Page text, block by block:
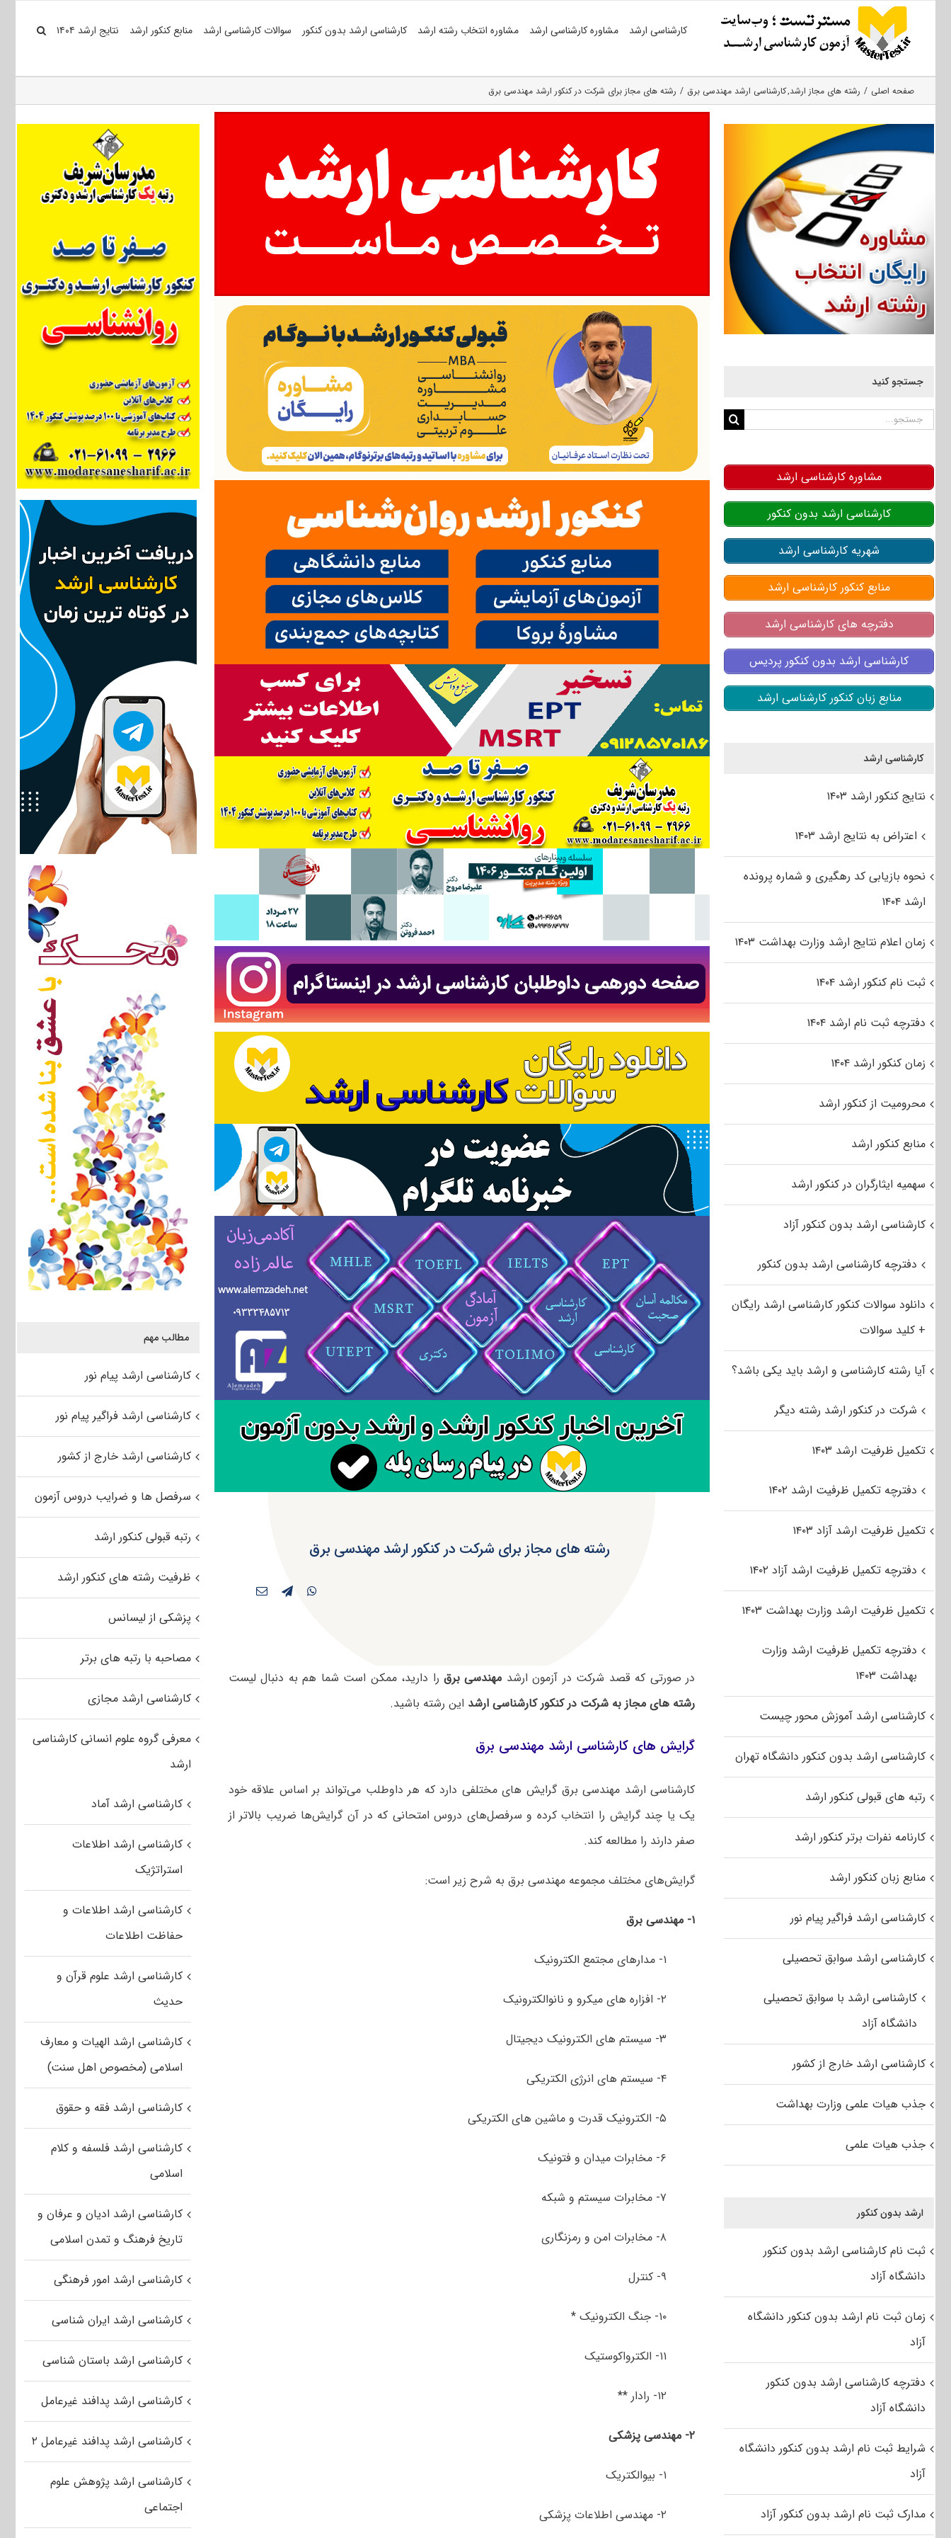
کارشناسی ارشد مشاوره کارشناسی ارشد مشاوره انتخاب رشته ارشد کارشناسی ارشد بدون کنکور سوالات کارشناسی ارشد منابع کنکور ارشد نتایج ارشد ۱۴۰۴
صفحه اصلی رشته های مجاز ارشد کارشناسی ارشد مهندسی برق رشته های مجاز برای شرکت در کنکور ارشد مهندسی برق
رشته های مجاز برای شرکت در کنکور ارشد مهندسی برق
در صورتی که قصد شرکت در آزمون ارشد مهندسی برقرا دارید، ممکن است شما هم به دنبال لیست
رشته های مجاز به شرکت در کنکور کارشناسی ارشد این رشته باشید.
گرایش های کارشناسی ارشد مهندسی برق
کارشناسی ارشد مهندسی برق گرایش های مختلفی دارد که هر داوطلب می‌تواند بر اساس علاقه خود
یک یا چند گرایش را انتخاب کرده و سرفصل‌های دروس امتحانی که در آن گرایش‌ها ضریب بالاتر از
صفر دارند را مطالعه کند.
گرایش‌های مختلف مجموعه مهندسی برق به شرح زیر است:
۱- مهندسی برق
۱- مدارهای مجتمع الکترونیک
۲- افزاره­ های میکرو و نانوالکترونیک
۳- سیستم­ های الکترونیک دیجیتال
۴- سیستم ­های انرژی الکتریکی
۵- الکترونیک قدرت و ماشین­ های الکتریکی
۶- مخابرات میدان و فتونیک
۷- مخابرات سیستم و شبکه
۸- مخابرات امن و رمزنگاری
۹- کنترل
۱۰- جنگ الکترونیک *
۱۱- الکترواکوستیک
۱۲- رادار **
۲- مهندسی پزشکی
۱- بیوالکتریک
۲- مهندسی اطلاعات پزشکی
مطالب مهم
کارشناسی ارشد پیام نور
کارشناسی ارشد فراگیر پیام نور
کارشناسی ارشد خارج از کشور
سرفصل ها و ضرایب دروس آزمون
رتبه قبولی کنکور ارشد
ظرفیت رشته های کنکور ارشد
پزشکی از لیسانس
مصاحبه با رتبه های برتر
کارشناسی ارشد مجازی
معرفی گروه علوم انسانی کارشناسی
ارشد
کارشناسی ارشد آماد
کارشناسی ارشد اطلاعات
استراتژیک
کارشناسی ارشد اطلاعات و
حفاظت اطلاعات
کارشناسی ارشد علوم قرآن و
حدیث
کارشناسی ارشد الهیات و معارف
اسلامی (مخصوص اهل سنت)
کارشناسی ارشد فقه و حقوق
کارشناسی ارشد فلسفه و کلام
اسلامی
کارشناسی ارشد ادیان و عرفان و
تاریخ فرهنگ و تمدن اسلامی
کارشناسی ارشد امور فرهنگی
کارشناسی ارشد ایران شناسی
کارشناسی ارشد باستان شناسی
کارشناسی ارشد پدافند غیرعامل
کارشناسی ارشد پدافند غیرعامل ۲
کارشناسی ارشد پژوهش علوم
اجتماعی
جستجو کنید
جستجو
مشاوره کارشناسی ارشد
کارشناسی ارشد بدون کنکور
شهریه کارشناسی ارشد
منابع کنکور کارشناسی ارشد
دفترچه های کارشناسی ارشد
کارشناسی ارشد بدون کنکور پردیس
منابع زبان کنکور کارشناسی ارشد
کارشناسی ارشد
نتایج کنکور ارشد ۱۴۰۳
اعتراض به نتایج ارشد ۱۴۰۳
نحوه بازیابی کد رهگیری و شماره پرونده
ارشد ۱۴۰۴
زمان اعلام نتایج ارشد وزارت بهداشت ۱۴۰۳
ثبت نام کنکور ارشد ۱۴۰۴
دفترچه ثبت نام ارشد ۱۴۰۴
زمان کنکور ارشد ۱۴۰۴
محرومیت از کنکور ارشد
منابع کنکور ارشد
سهمیه ایثارگران در کنکور ارشد
کارشناسی ارشد بدون کنکور آزاد
دفترچه کارشناسی ارشد بدون کنکور
دانلود سوالات کنکور کارشناسی ارشد رایگان
+ کلید سوالات
آیا رشته کارشناسی و ارشد باید یکی باشد؟
شرکت در کنکور ارشد رشته دیگر
تکمیل ظرفیت ارشد ۱۴۰۳
دفترچه تکمیل ظرفیت ارشد ۱۴۰۲
تکمیل ظرفیت ارشد آزاد ۱۴۰۳
دفترچه تکمیل ظرفیت ارشد آزاد ۱۴۰۲
تکمیل ظرفیت ارشد وزارت بهداشت ۱۴۰۳
دفترچه تکمیل ظرفیت ارشد وزارت
بهداشت ۱۴۰۳
کارشناسی ارشد آموزش محور چیست
کارشناسی ارشد بدون کنکور دانشگاه تهران
رتبه های قبولی کنکور ارشد
کارنامه نفرات برتر کنکور ارشد
منابع زبان کنکور ارشد
کارشناسی ارشد فراگیر پیام نور
کارشناسی ارشد سوابق تحصیلی
کارشناسی ارشد با سوابق تحصیلی
دانشگاه آزاد
کارشناسی ارشد خارج از کشور
جذب هیات علمی وزارت بهداشت
جذب هیات علمی
ارشد بدون کنکور
ثبت نام کارشناسی ارشد بدون کنکور
دانشگاه آزاد
زمان ثبت نام ارشد بدون کنکور دانشگاه
آزاد
دفترچه کارشناسی ارشد بدون کنکور
دانشگاه آزاد
شرایط ثبت نام ارشد بدون کنکور دانشگاه
آزاد
مدارک ثبت نام ارشد بدون کنکور آزاد